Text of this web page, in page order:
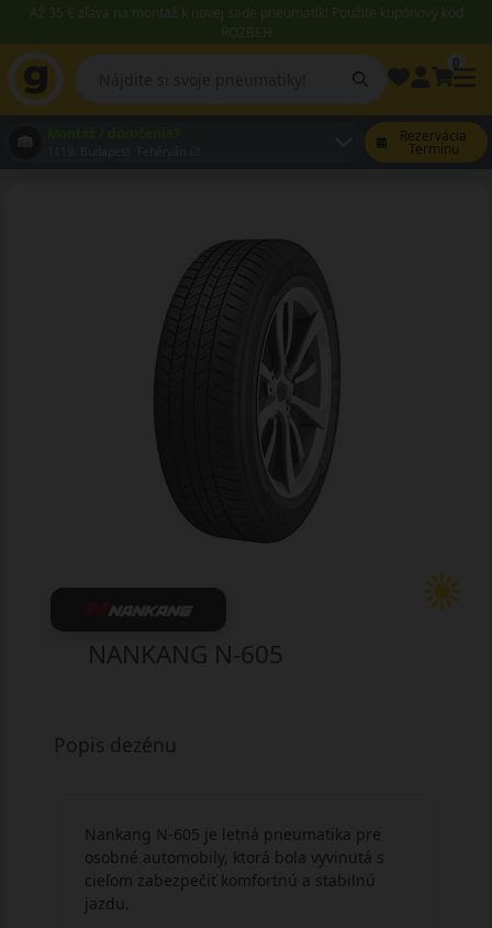
Až 35 € zľava na montáž k novej sade pneumatík! Použite kupónový kód
ROZBEH
Rezervácia
Termínu
NANKANG N-605
Popis dezénu
Nankang N-605 je letná pneumatika pre
osobné automobily, ktorá bola vyvinutá s
cieľom zabezpečiť komfortnú a stabilnú
jazdu.